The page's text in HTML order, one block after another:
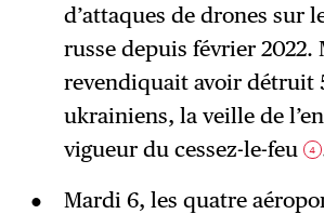
d’attaques de drones sur
russe depuis février 2022.
revendiquait avoir détruit
ukrainiens, la veille de
vigueur du cessez-le-feu
4
Mardi 6, les quatre